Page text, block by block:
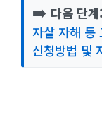
➡️ 다음 단계:
자살 자해 등
신청방법 및